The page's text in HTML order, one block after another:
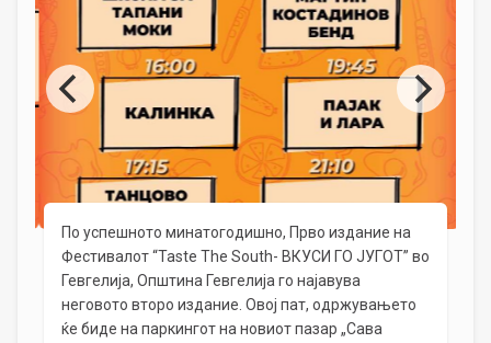
По успешното минатогодишно, Прво издание на
Фестивалот “Taste The South- ВКУСИ ГО ЈУГОТ” во
Гевгелија, Општина Гевгелија го најавува
неговото второ издание. Овој пат, одржувањето
ќе биде на паркингот на новиот пазар „Сава